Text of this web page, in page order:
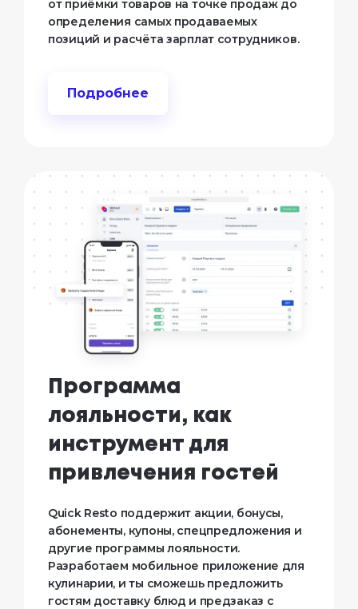
от приёмки товаров на точке продаж до
определения самых продаваемых
позиций и расчёта зарплат сотрудников.
Подробнее
Программа
лояльности, как
инструмент для
привлечения гостей
Quick Resto поддержит акции, бонусы,
абонементы, купоны, спецпредложения и
другие программы лояльности.
Разработаем мобильное приложение для
кулинарии, и ты сможешь предложить
гостям доставку блюд и предзаказ с